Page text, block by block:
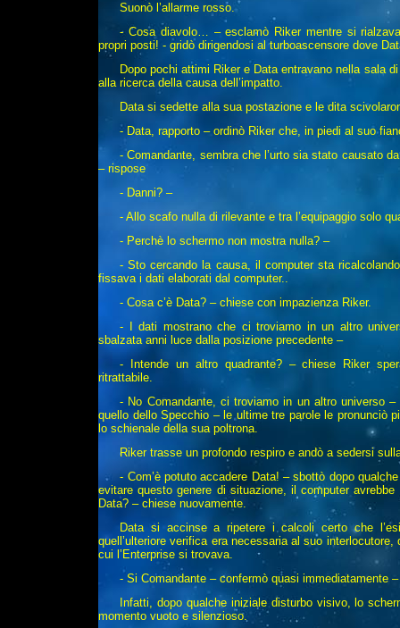
Suonò l’allarme rosso.
- Cosa diavolo… – esclamò Riker mentre si
propri posti! - gridò dirigendosi al turboascensore dove
Dopo pochi attimi Riker e Data entravano nella sala
alla ricerca della causa dell’impatto.
Data si sedette alla sua postazione e le dita
- Data, rapporto – ordinò Riker che, in piedi al suo
- Comandante, sembra che l’urto sia stato causato
– rispose
- Danni? –
- Allo scafo nulla di rilevante e tra l’equipaggio solo
- Perchè lo schermo non mostra nulla? –
- Sto cercando la causa, il computer sta
fissava i dati elaborati dal computer..
- Cosa c’è Data? – chiese con impazienza Riker.
- I dati mostrano che ci troviamo in un altro
sbalzata anni luce dalla posizione precedente –
- Intende un altro quadrante? – chiese Riker
ritrattabile.
- No Comandante, ci troviamo in un altro universo
quello dello Specchio – le ultime tre parole le pronunciò
lo schienale della sua poltrona.
Riker trasse un profondo respiro e andò a sedersi
- Com’è potuto accadere Data! – sbottò dopo
evitare questo genere di situazione, il computer
Data? – chiese nuovamente.
Data si accinse a ripetere i calcoli certo che
quell’ulteriore verifica era necessaria al suo
cui l’Enterprise si trovava.
- Si Comandante – confermò quasi immediatamente
Infatti, dopo qualche iniziale disturbo visivo, lo
momento vuoto e silenzioso.